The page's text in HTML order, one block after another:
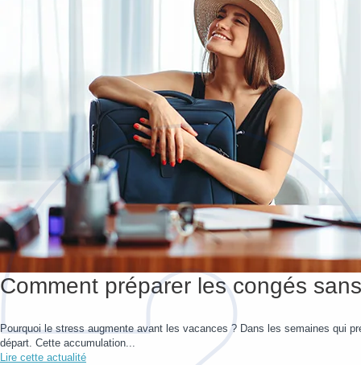
Comment préparer les congés
Pourquoi le stress augmente avant les vacances ? Dans les semaines qui
départ. Cette accumulation...
Lire cette actualité